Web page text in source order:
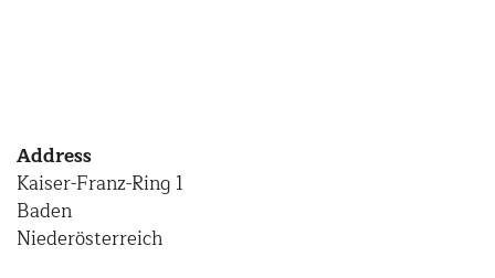
Address
Kaiser-Franz-Ring 1
Baden
Niederösterreich